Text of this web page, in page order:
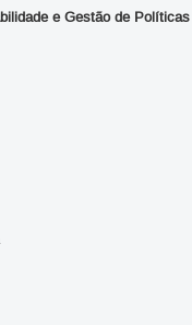
e Gestão de Políticas